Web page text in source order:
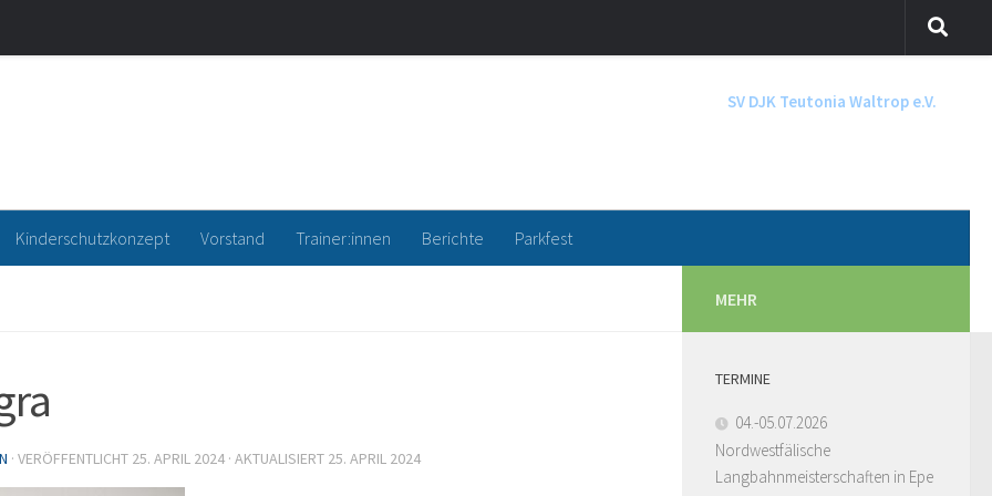
SV DJK Teutonia Waltrop e.V.
Kinderschutzkonzept Vorstand Trainer:innen Berichte Parkfest
· VERÖFFENTLICHT 25. APRIL 2024 · AKTUALISIERT 25. APRIL 2024
MEHR
TERMINE
04.-05.07.2026
Nordwestfälische
Langbahnmeisterschaften in Epe